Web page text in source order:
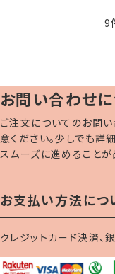
9
お問い合わせ
ご注文についてのお問い
意ください。少しでも詳
スムーズに進めることが
お支払い方法につ
クレジットカード決済、